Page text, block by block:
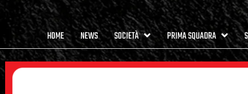
HOME NEWS SOCIETÀ PRIMA SQUADRA